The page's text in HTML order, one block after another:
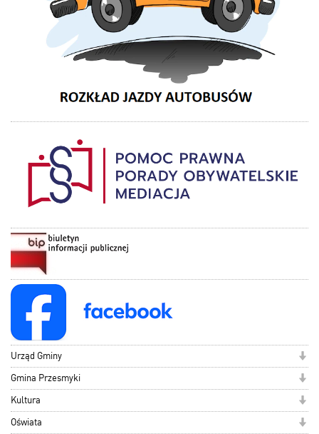
Urząd Gminy
Gmina Przesmyki
Kultura
Oświata